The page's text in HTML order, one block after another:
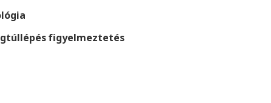
figyelmeztetés